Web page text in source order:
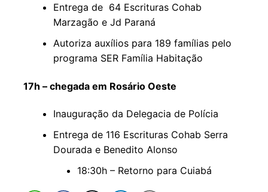
Entrega de 64 Escrituras Cohab
Marzagão e Jd Paraná
Autoriza auxílios para 189 famílias pelo
programa SER Família Habitação
17h – chegada em Rosário Oeste
Inauguração da Delegacia de Polícia
Entrega de 116 Escrituras Cohab Serra
Dourada e Benedito Alonso
18:30h – Retorno para Cuiabá